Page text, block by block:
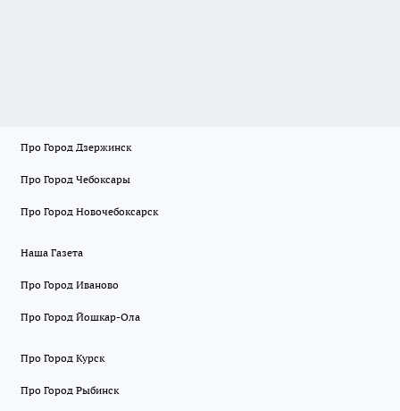
Про Город Дзержинск
Про Город Чебоксары
Про Город Новочебоксарск
Наша Газета
Про Город Иваново
Про Город Йошкар-Ола
Про Город Курск
Про Город Рыбинск